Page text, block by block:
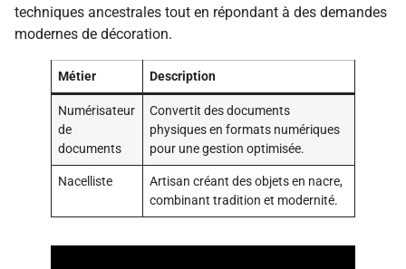
techniques ancestrales tout en répondant à des demandes
modernes de décoration.
Métier Description
Numérisateur
de
documents
Convertit des documents
physiques en formats numériques
pour une gestion optimisée.
Nacelliste
Artisan créant des objets en nacre,
combinant tradition et modernité.